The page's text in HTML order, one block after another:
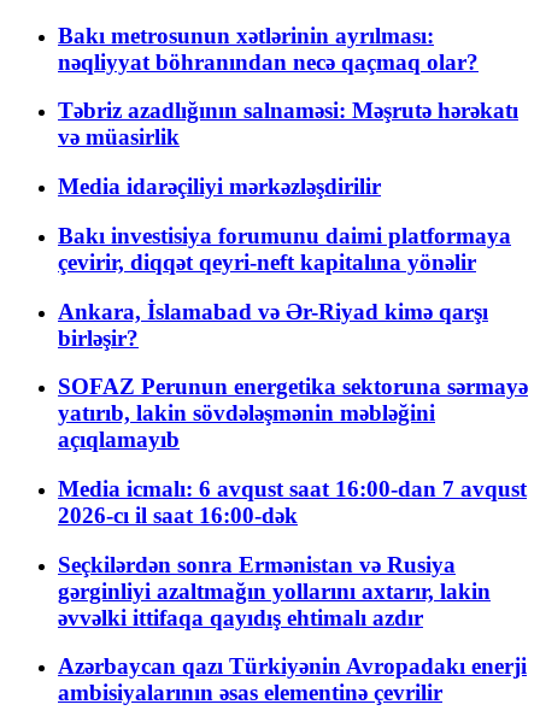
Bakı metrosunun xətlərinin ayrılması:
nəqliyyat böhranından necə qaçmaq olar?
Təbriz azadlığının salnaməsi: Məşrutə hərəkatı
və müasirlik
Media idarəçiliyi mərkəzləşdirilir
Bakı investisiya forumunu daimi platformaya
çevirir, diqqət qeyri-neft kapitalına yönəlir
Ankara, İslamabad və Ər-Riyad kimə qarşı
birləşir?
SOFAZ Perunun energetika sektoruna sərmayə
yatırıb, lakin sövdələşmənin məbləğini
açıqlamayıb
Media icmalı: 6 avqust saat 16:00-dan 7 avqust
2026-cı il saat 16:00-dək
Seçkilərdən sonra Ermənistan və Rusiya
gərginliyi azaltmağın yollarını axtarır, lakin
əvvəlki ittifaqa qayıdış ehtimalı azdır
Azərbaycan qazı Türkiyənin Avropadakı enerji
ambisiyalarının əsas elementinə çevrilir